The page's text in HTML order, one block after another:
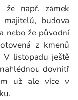
že např. zámek
budova
nebo že původní
z kmenů
V listopadu ještě
dovnitř
už ale více v